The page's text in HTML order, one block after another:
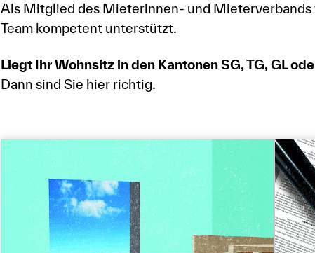
Als Mitglied des Mieterinnen- und Mieterverbands
Team kompetent unterstützt.
Liegt Ihr Wohnsitz in den Kantonen SG, TG, GL
Dann sind Sie hier richtig.